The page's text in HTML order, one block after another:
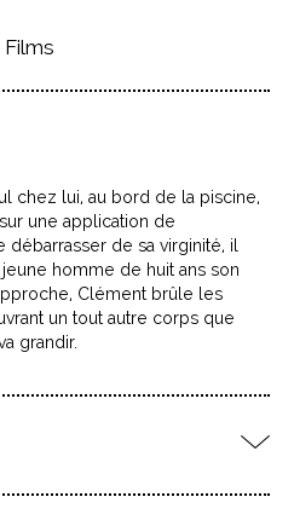
chez lui, au bord de la piscine,
une application de
débarrasser de sa virginité, il
homme de huit ans son
Clément brûle les
un tout autre corps que
grandir.